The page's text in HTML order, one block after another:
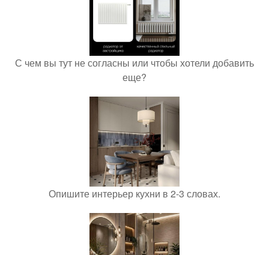
С чем вы тут не согласны или чтобы хотели добавить
еще?
Опишите интерьер кухни в 2-3 словах.